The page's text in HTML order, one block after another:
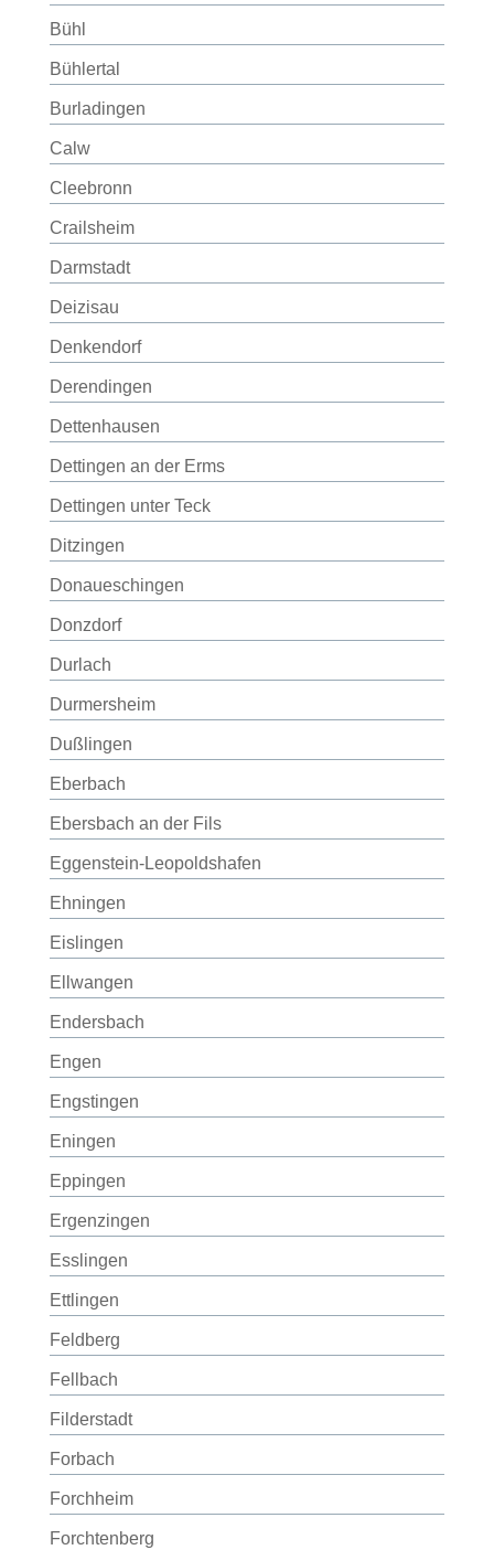
Bühl
Bühlertal
Burladingen
Calw
Cleebronn
Crailsheim
Darmstadt
Deizisau
Denkendorf
Derendingen
Dettenhausen
Dettingen an der Erms
Dettingen unter Teck
Ditzingen
Donaueschingen
Donzdorf
Durlach
Durmersheim
Dußlingen
Eberbach
Ebersbach an der Fils
Eggenstein-Leopoldshafen
Ehningen
Eislingen
Ellwangen
Endersbach
Engen
Engstingen
Eningen
Eppingen
Ergenzingen
Esslingen
Ettlingen
Feldberg
Fellbach
Filderstadt
Forbach
Forchheim
Forchtenberg